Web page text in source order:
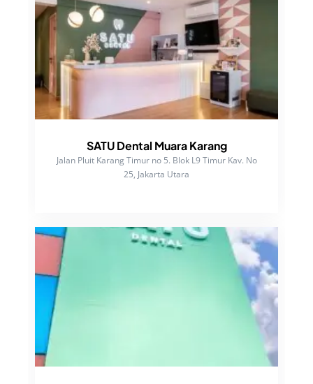
SATU Dental Muara Karang
Jalan Pluit Karang Timur no 5. Blok L9 Timur Kav. No
25, Jakarta Utara